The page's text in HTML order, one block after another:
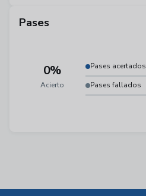
Pases
0%
Acierto
Pases acertados
Pases fallados